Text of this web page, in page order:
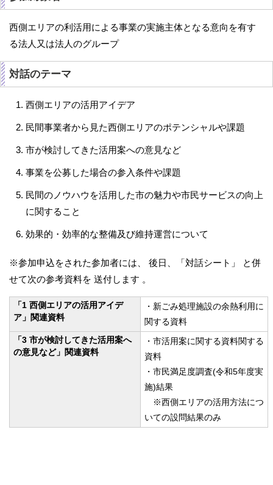
西側エリアの利活用による事業の実施主体となる意向を有す
る法人又は法人のグループ
対話のテーマ
西側エリアの活用アイデア
民間事業者から見た西側エリアのポテンシャルや課題
市が検討してきた活用案への意見など
事業を公募した場合の参入条件や課題
民間のノウハウを活用した市の魅力や市民サービスの向上
に関すること
効果的・効率的な整備及び維持運営について
※参加申込をされた参加者には、 後日、「対話シート」 と併
せて次の参考資料を 送付します 。
「1 西側エリアの活用アイデ
ア」関連資料
・新ごみ処理施設の余熱利用に
関する資料
「3 市が検討してきた活用案へ
の意見など」関連資料
・市活用案に関する資料関する
資料
・市民満足度調査(令和5年度実
施)結果
※西側エリアの活用方法につ
いての設問結果のみ